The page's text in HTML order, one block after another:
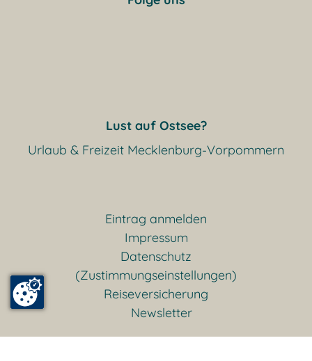
Lust auf Ostsee?
Urlaub & Freizeit Mecklenburg-Vorpommern
Eintrag anmelden
Impressum
Datenschutz
(Zustimmungseinstellungen)
Reiseversicherung
Newsletter